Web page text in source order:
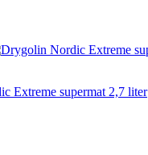
Extreme supermat 2,7 liter